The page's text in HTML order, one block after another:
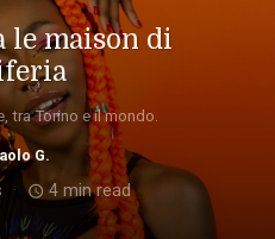
le maison di
tra Torino e il mondo.
G.
access_time 4 min read